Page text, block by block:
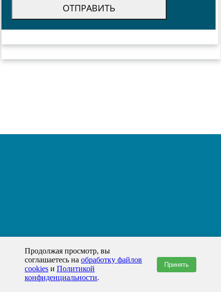
Продолжая просмотр, вы
соглашаетесь на обработку файлов
cookies и Политикой
конфиденциальности.
Принять